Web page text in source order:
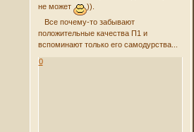
не может
)).
Все почему-то забывают
положительные качества П1 и
вспоминают только его самодурства...
0